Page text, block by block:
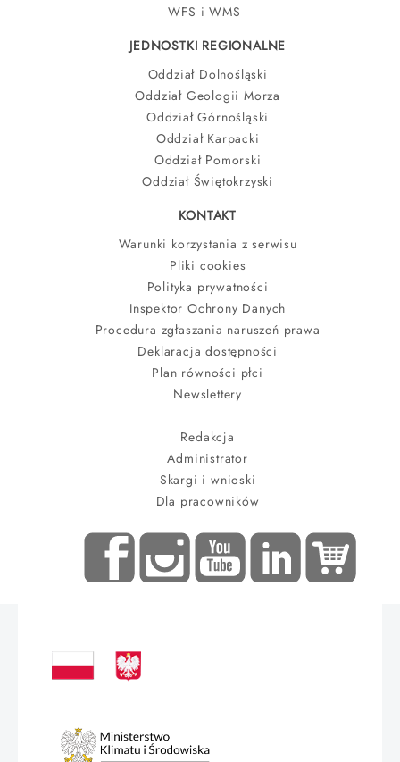
WFS i WMS
JEDNOSTKI REGIONALNE
Oddział Dolnośląski
Oddział Geologii Morza
Oddział Górnośląski
Oddział Karpacki
Oddział Pomorski
Oddział Świętokrzyski
KONTAKT
Warunki korzystania z serwisu
Pliki cookies
Polityka prywatności
Inspektor Ochrony Danych
Procedura zgłaszania naruszeń prawa
Deklaracja dostępności
Plan równości płci
Newslettery
Redakcja
Administrator
Skargi i wnioski
Dla pracowników